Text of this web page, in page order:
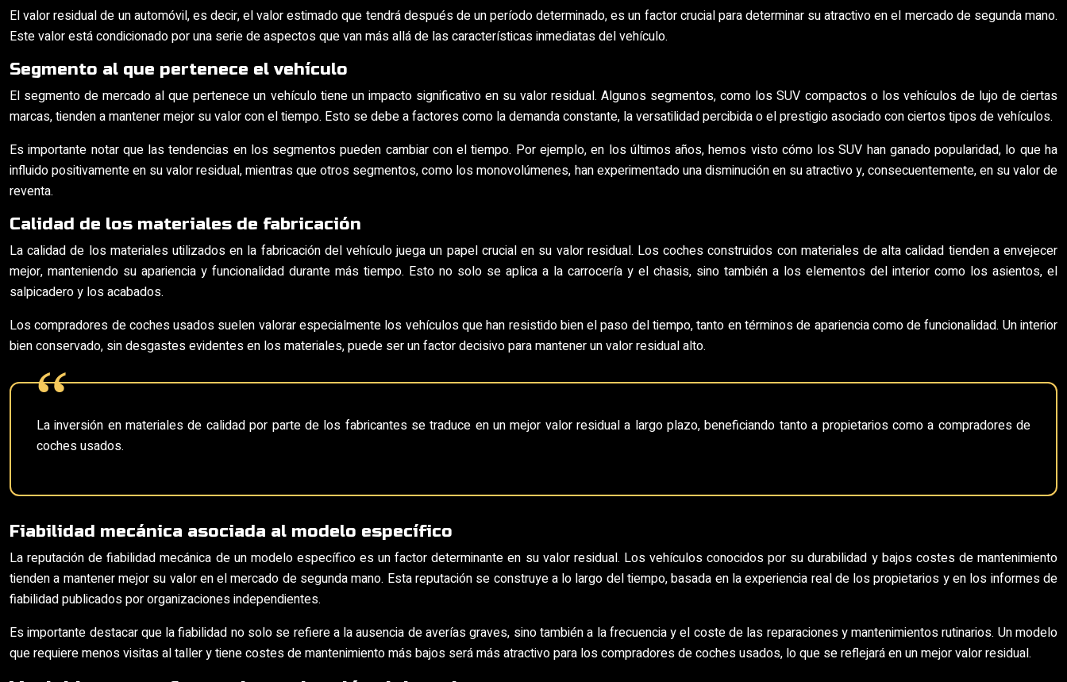
El valor residual de un automóvil, es decir, el valor estimado que tendrá después de un período determinado, es un factor crucial para determinar su atractivo en el mercado de segunda mano.
Este valor está condicionado por una serie de aspectos que van más allá de las características inmediatas del vehículo.
Segmento al que pertenece el vehículo
El segmento de mercado al que pertenece un vehículo tiene un impacto significativo en su valor residual. Algunos segmentos, como los SUV compactos o los vehículos de lujo de ciertas
marcas, tienden a mantener mejor su valor con el tiempo. Esto se debe a factores como la demanda constante, la versatilidad percibida o el prestigio asociado con ciertos tipos de vehículos.
Es importante notar que las tendencias en los segmentos pueden cambiar con el tiempo. Por ejemplo, en los últimos años, hemos visto cómo los SUV han ganado popularidad, lo que ha
influido positivamente en su valor residual, mientras que otros segmentos, como los monovolúmenes, han experimentado una disminución en su atractivo y, consecuentemente, en su valor de
reventa.
Calidad de los materiales de fabricación
La calidad de los materiales utilizados en la fabricación del vehículo juega un papel crucial en su valor residual. Los coches construidos con materiales de alta calidad tienden a envejecer
mejor, manteniendo su apariencia y funcionalidad durante más tiempo. Esto no solo se aplica a la carrocería y el chasis, sino también a los elementos del interior como los asientos, el
salpicadero y los acabados.
Los compradores de coches usados suelen valorar especialmente los vehículos que han resistido bien el paso del tiempo, tanto en términos de apariencia como de funcionalidad. Un interior
bien conservado, sin desgastes evidentes en los materiales, puede ser un factor decisivo para mantener un valor residual alto.
La inversión en materiales de calidad por parte de los fabricantes se traduce en un mejor valor residual a largo plazo, beneficiando tanto a propietarios como a compradores de
coches usados.
Fiabilidad mecánica asociada al modelo específico
La reputación de fiabilidad mecánica de un modelo específico es un factor determinante en su valor residual. Los vehículos conocidos por su durabilidad y bajos costes de mantenimiento
tienden a mantener mejor su valor en el mercado de segunda mano. Esta reputación se construye a lo largo del tiempo, basada en la experiencia real de los propietarios y en los informes de
fiabilidad publicados por organizaciones independientes.
Es importante destacar que la fiabilidad no solo se refiere a la ausencia de averías graves, sino también a la frecuencia y el coste de las reparaciones y mantenimientos rutinarios. Un modelo
que requiere menos visitas al taller y tiene costes de mantenimiento más bajos será más atractivo para los compradores de coches usados, lo que se reflejará en un mejor valor residual.